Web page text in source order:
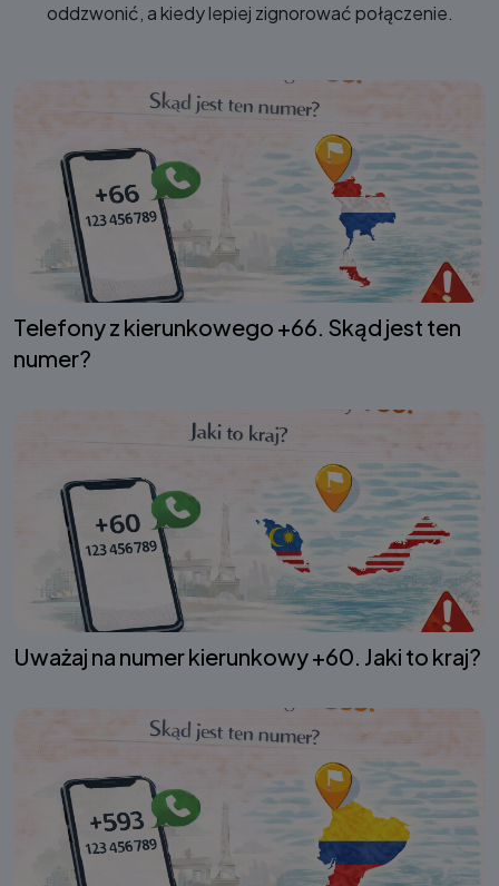
oddzwonić, a kiedy lepiej zignorować połączenie.
Telefony z kierunkowego +66. Skąd jest ten
numer?
Uważaj na numer kierunkowy +60. Jaki to kraj?